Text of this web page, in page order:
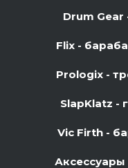
Drum
Flix -
Prologix -
SlapKlatz -
Vic Firth -